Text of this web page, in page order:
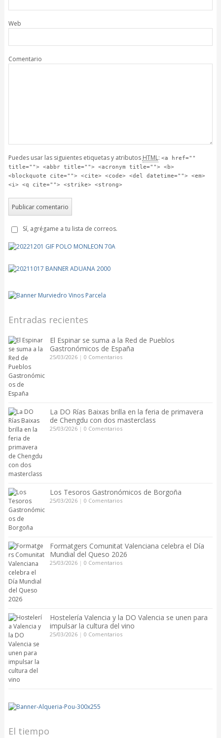
Web
Comentario
Puedes usar las siguientes etiquetas y atributos HTML: <a href=""
title=""> <abbr title=""> <acronym title=""> <b>
<blockquote cite=""> <cite> <code> <del datetime=""> <em>
<i> <q cite=""> <strike> <strong>
Sí, agrégame a tu lista de correos.
Entradas recientes
El Espinar se suma a la Red de Pueblos
Gastronómicos de España
25/03/2026| 0 Comentarios
La DO Rías Baixas brilla en la feria de primavera
de Chengdu con dos masterclass
25/03/2026| 0 Comentarios
Los Tesoros Gastronómicos de Borgoña
25/03/2026| 0 Comentarios
Formatgers Comunitat Valenciana celebra el Día
Mundial del Queso 2026
25/03/2026| 0 Comentarios
Hostelería Valencia y la DO Valencia se unen para
impulsar la cultura del vino
25/03/2026| 0 Comentarios
El tiempo